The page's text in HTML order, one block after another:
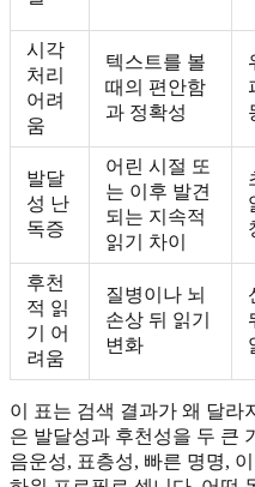
시각
처리
어려
움
텍스트를 볼
때의 편안함
과 정확성
발달
성 난
독증
어린 시절 또
는 이후 발견
되는 지속적
읽기 차이
후천
적 읽
기 어
려움
질병이나 뇌
손상 뒤 읽기
변화
이 표는 검색 결과가 왜 달라
은 발달성과 후천성을 두 큰
음운성, 표층성, 빠른 명명,